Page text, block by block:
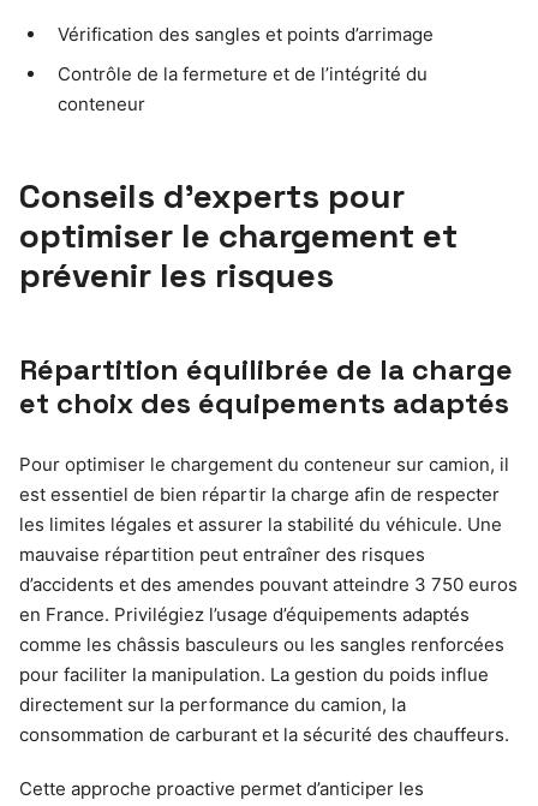
Vérification des sangles et points d’arrimage
Contrôle de la fermeture et de l’intégrité du
conteneur
Conseils d’experts pour
optimiser le chargement et
prévenir les risques
Répartition équilibrée de la charge
et choix des équipements adaptés
Pour optimiser le chargement du conteneur sur camion, il
est essentiel de bien répartir la charge afin de respecter
les limites légales et assurer la stabilité du véhicule. Une
mauvaise répartition peut entraîner des risques
d’accidents et des amendes pouvant atteindre 3 750 euros
en France. Privilégiez l’usage d’équipements adaptés
comme les châssis basculeurs ou les sangles renforcées
pour faciliter la manipulation. La gestion du poids influe
directement sur la performance du camion, la
consommation de carburant et la sécurité des chauffeurs.
Cette approche proactive permet d’anticiper les